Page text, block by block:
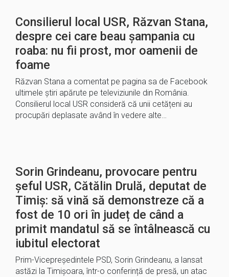
Consilierul local USR, Răzvan Stana,
despre cei care beau șampania cu
roaba: nu fii prost, mor oamenii de
foame
Răzvan Stana a comentat pe pagina sa de Facebook
ultimele știri apărute pe televiziunile din România.
Consilierul local USR consideră că unii cetățeni au
procupări deplasate având în vedere alte…
Sorin Grindeanu, provocare pentru
șeful USR, Cătălin Drulă, deputat de
Timiș: să vină să demonstreze că a
fost de 10 ori în județ de când a
primit mandatul să se întâlnească cu
iubitul electorat
Prim-Vicepreședintele PSD, Sorin Grindeanu, a lansat
astăzi la Timișoara, într-o conferință de presă, un atac